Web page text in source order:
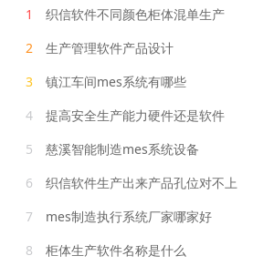
1
织信软件不同颜色柜体混单生产
2
生产管理软件产品设计
3
镇江车间mes系统有哪些
4
提高安全生产能力硬件还是软件
5
慈溪智能制造mes系统设备
6
织信软件生产出来产品孔位对不上
7
mes制造执行系统厂家哪家好
8
柜体生产软件名称是什么